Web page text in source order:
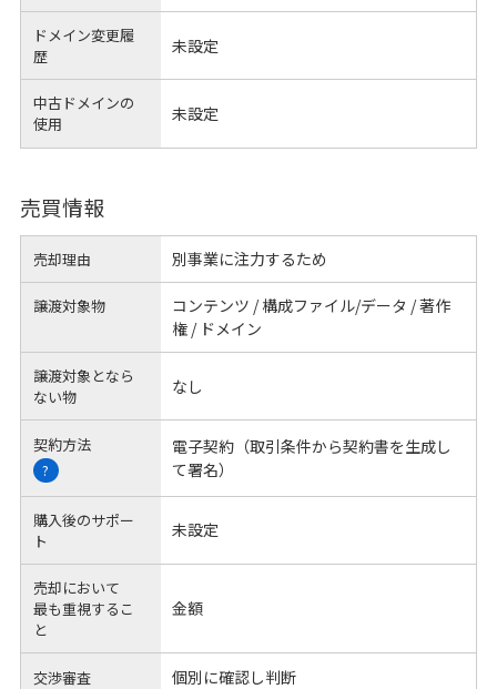
ドメイン変更履
歴
未設定
中古ドメインの
使用
未設定
売買情報
売却理由 別事業に注力するため
譲渡対象物
コンテンツ / 構成ファイル/データ / 著作
権 / ドメイン
譲渡対象となら
ない物
なし
契約方法
?
電子契約（取引条件から契約書を生成し
て署名）
購入後のサポー
ト
未設定
売却において
最も重視するこ
と
金額
交渉審査 個別に確認し判断